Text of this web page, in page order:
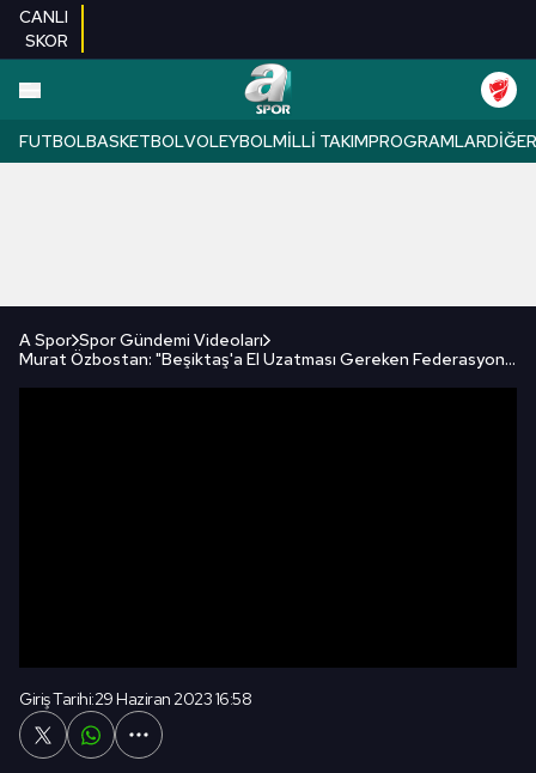
CANLI
SKOR
FUTBOLBASKETBOLVOLEYBOLMILLI TAKIMPROGRAMLARDIĞER
A Spor Spor Gündemi Videoları
Murat Özbostan: "Beşiktaş'a El Uzatması Gereken Federasyon Olmalı!" / A Spor / Spor Gündemi
Giriş Tarihi:29 Haziran 2023 16:58